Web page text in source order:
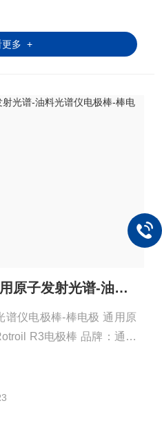
更多 +
货号：Rotroil R3通用原子发射光谱-油料光谱仪电极棒-棒电极
电极棒-棒电极 通用原
R3电极棒 品牌：通用
Pkg/100 电极棒一盒100
,ASTM D-2 直径：0.242”